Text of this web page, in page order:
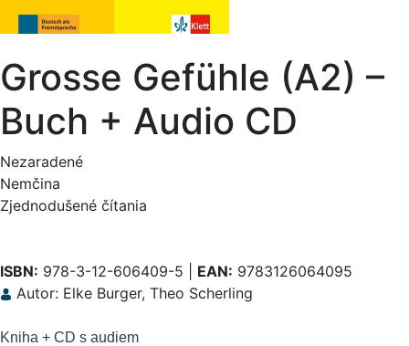
Grosse Gefühle (A2) –
Buch + Audio CD
Nezaradené
Nemčina
Zjednodušené čítania
ISBN: 978-3-12-606409-5 | EAN: 9783126064095
Autor: Elke Burger, Theo Scherling
Kniha + CD s audiem